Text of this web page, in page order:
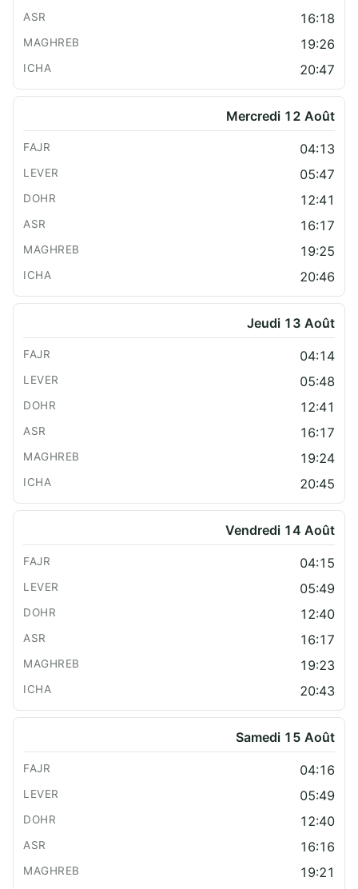
16:18
19:26
20:47
Mercredi 12 Août
04:13
05:47
12:41
16:17
19:25
20:46
Jeudi 13 Août
04:14
05:48
12:41
16:17
19:24
20:45
Vendredi 14 Août
04:15
05:49
12:40
16:17
19:23
20:43
Samedi 15 Août
04:16
05:49
12:40
16:16
19:21